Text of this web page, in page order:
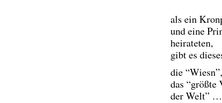
als ein
und eine
heirateten,
gibt es
die “Wiesn”,
das “größte
der Welt” …